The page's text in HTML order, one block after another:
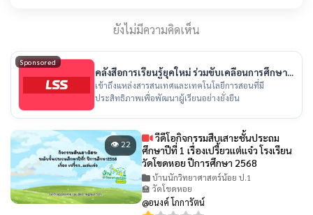
ยังไม่มีความคิดเห็น
Sponsored
คลังสื่อการเรียนรู้ยุคใหม่ ร่วมขับเคลื่อนการศึกษา
ไทย
เข้าถึงแหล่งสารสนเทศและเทคโนโลยีการสอนที่มี
ประสิทธิภาพเพื่อพัฒนาผู้เรียนอย่างยั่งยืน
👁 22
วีดีโอกิจกรรมสืบเสาะชั้นประถม
ศึกษาปีที่ 1 เรื่องเปรี้ยวเเต่เเจ๋ว โรงเรียน
วัดโขดหอย ปีการศึกษา 2568
บ้านนักวิทยาศาสตร์น้อย ป.1
🏫 วัดโขดหอย
@อนงค์ โกการัตน์